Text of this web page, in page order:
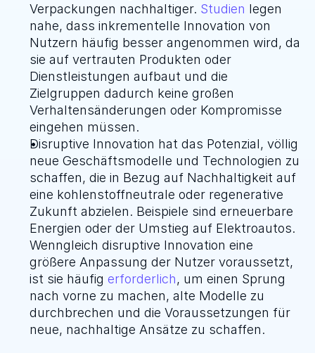
Verpackungen nachhaltiger. Studien legen
nahe, dass inkrementelle Innovation von
Nutzern häufig besser angenommen wird, da
sie auf vertrauten Produkten oder
Dienstleistungen aufbaut und die
Zielgruppen dadurch keine großen
Verhaltensänderungen oder Kompromisse
eingehen müssen.
Disruptive Innovation hat das Potenzial, völlig
neue Geschäftsmodelle und Technologien zu
schaffen, die in Bezug auf Nachhaltigkeit auf
eine kohlenstoffneutrale oder regenerative
Zukunft abzielen. Beispiele sind erneuerbare
Energien oder der Umstieg auf Elektroautos.
Wenngleich disruptive Innovation eine
größere Anpassung der Nutzer voraussetzt,
ist sie häufig erforderlich, um einen Sprung
nach vorne zu machen, alte Modelle zu
durchbrechen und die Voraussetzungen für
neue, nachhaltige Ansätze zu schaffen.